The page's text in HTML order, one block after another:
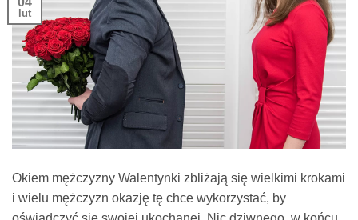
lut
Okiem mężczyzny Walentynki zbliżają się wielkimi krokami
i wielu mężczyzn okazję tę chce wykorzystać, by